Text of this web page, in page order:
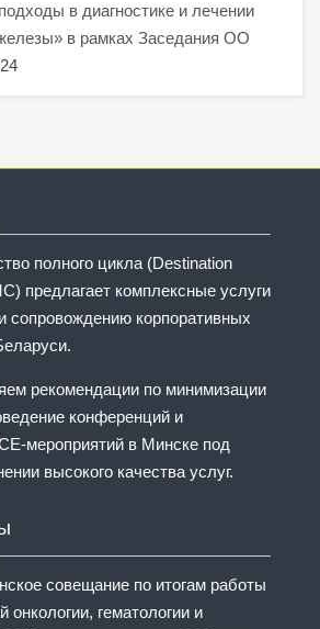
в диагностике и лечении
в рамках Заседания ОО
полного цикла (Destination
предлагает комплексные услуги
сопровождению корпоративных
рекомендации по минимизации
конференций и
мероприятий в Минске под
высокого качества услуг.
совещание по итогам работы
онкологии, гематологии и